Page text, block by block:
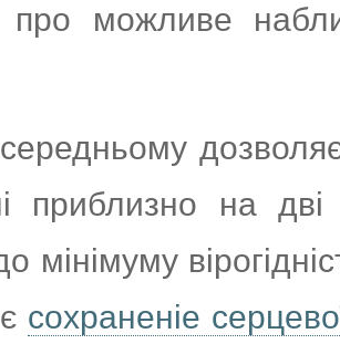
про можливе
приблизно на
мінімуму
сохраненіе